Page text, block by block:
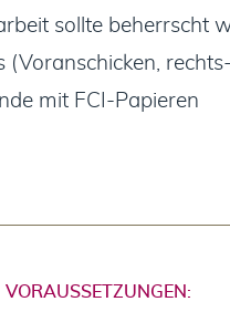
sollte beherrscht
(Voranschicken,
mit FCI-Papieren
VORAUSSETZUNGEN: